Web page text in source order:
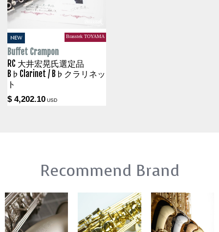
NEW Brasstek TOYAMA
Buffet Crampon
RC 大井宏晃氏選定品
B♭Clarinet / B♭クラリネッ
ト
$ 4,202.10 USD
Recommend Brand